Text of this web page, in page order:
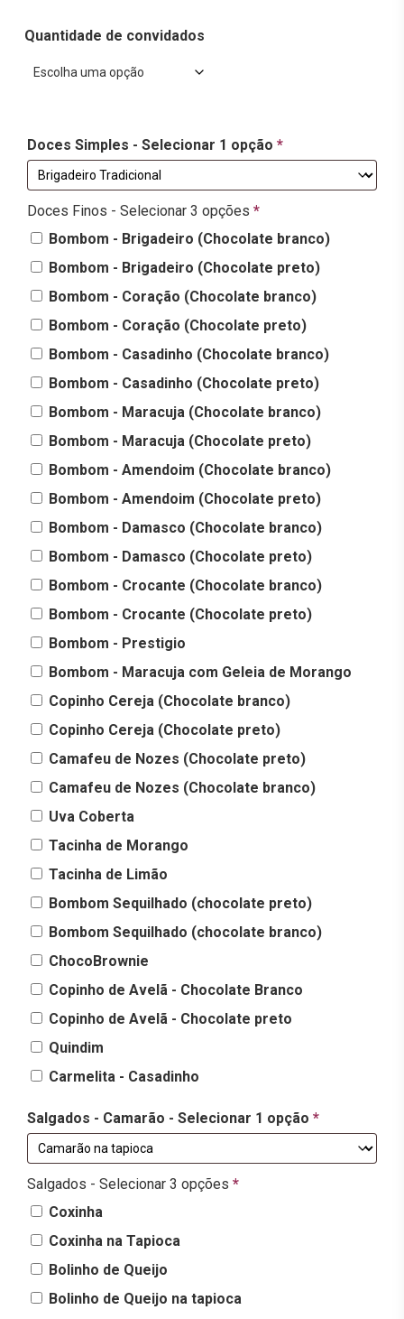
Quantidade de convidados
Doces Simples - Selecionar 1 opção *
Doces Finos - Selecionar 3 opções *
Bombom - Brigadeiro (Chocolate branco)
Bombom - Brigadeiro (Chocolate preto)
Bombom - Coração (Chocolate branco)
Bombom - Coração (Chocolate preto)
Bombom - Casadinho (Chocolate branco)
Bombom - Casadinho (Chocolate preto)
Bombom - Maracuja (Chocolate branco)
Bombom - Maracuja (Chocolate preto)
Bombom - Amendoim (Chocolate branco)
Bombom - Amendoim (Chocolate preto)
Bombom - Damasco (Chocolate branco)
Bombom - Damasco (Chocolate preto)
Bombom - Crocante (Chocolate branco)
Bombom - Crocante (Chocolate preto)
Bombom - Prestigio
Bombom - Maracuja com Geleia de Morango
Copinho Cereja (Chocolate branco)
Copinho Cereja (Chocolate preto)
Camafeu de Nozes (Chocolate preto)
Camafeu de Nozes (Chocolate branco)
Uva Coberta
Tacinha de Morango
Tacinha de Limão
Bombom Sequilhado (chocolate preto)
Bombom Sequilhado (chocolate branco)
ChocoBrownie
Copinho de Avelã - Chocolate Branco
Copinho de Avelã - Chocolate preto
Quindim
Carmelita - Casadinho
Salgados - Camarão - Selecionar 1 opção *
Salgados - Selecionar 3 opções *
Coxinha
Coxinha na Tapioca
Bolinho de Queijo
Bolinho de Queijo na tapioca